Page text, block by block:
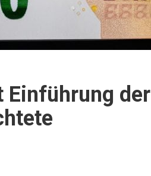
Einführung der